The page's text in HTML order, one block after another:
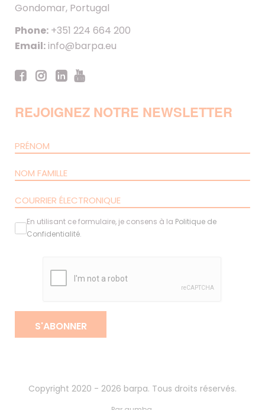
Gondomar, Portugal
Phone: +351 224 664 200
Email:info@barpa.eu
REJOIGNEZ NOTRE NEWSLETTER
En utilisant ce formulaire, je consens à la Politique de
Confidentialité.
S'ABONNER
Copyright 2020 - 2026 barpa. Tous droits réservés.
Par gumba